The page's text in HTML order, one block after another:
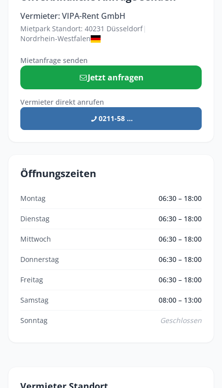
Vermieter: VIPA-Rent GmbH
Mietpark Standort: 40231 Düsseldorf|
Nordrhein-Westfalen
Mietanfrage senden
Jetzt anfragen
Vermieter direkt anrufen
0211-58 ...
Öffnungszeiten
Montag 06:30 – 18:00
Dienstag 06:30 – 18:00
Mittwoch 06:30 – 18:00
Donnerstag 06:30 – 18:00
Freitag 06:30 – 18:00
Samstag 08:00 – 13:00
Sonntag Geschlossen